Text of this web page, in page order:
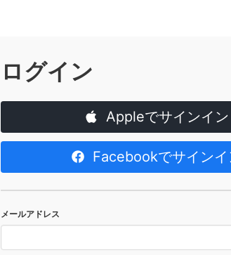
ログイン
Appleでサインイン
Facebookでサインイ
メールアドレス